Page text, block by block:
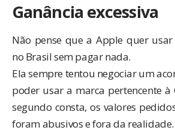
Ganância excessiva
Não pense que a Apple quer usar
no Brasil sem pagar nada.
Ela sempre tentou negociar um
poder usar a marca pertencente à
segundo consta, os valores
foram abusivos e fora da realidade.